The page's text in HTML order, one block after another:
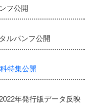
フ公開
ルパンフ公開
特集公開
年発行版データ反映